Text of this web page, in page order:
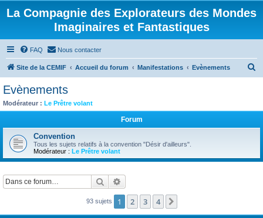
La Compagnie des Explorateurs des Mondes
Imaginaires et Fantastiques
FAQ Nous contacter
Site de la CEMIF Accueil du forum Manifestations Evènements
Evènements
Modérateur : Le Prêtre volant
Forum
Convention
Tous les sujets relatifs à la convention "Désir d'ailleurs".
Modérateur : Le Prêtre volant
Rechercher
93 sujets 1 2 3 4